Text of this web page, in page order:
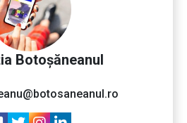
Botoșăneanul